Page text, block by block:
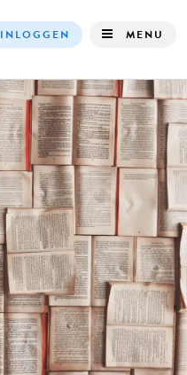
navigation
INLOGGEN MENU